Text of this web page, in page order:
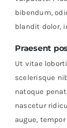
bibendum,
blandit dolor,
Praesent
Ut vitae
scelerisque
natoque
nascetur
augue,